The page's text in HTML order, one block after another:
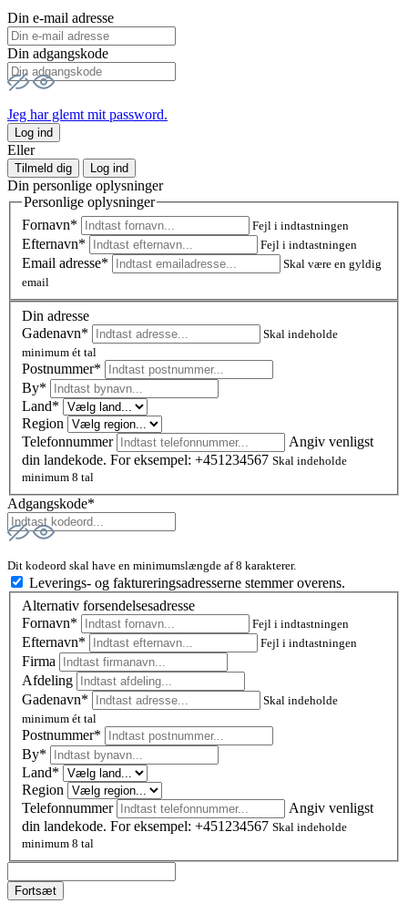
Din e-mail adresse
Din adgangskode
Jeg har glemt mit password.
Log ind
Eller
Tilmeld dig Log ind
Din personlige oplysninger
Personlige oplysninger
Fornavn*
Fejl i indtastningen
Efternavn* Fejl i indtastningen
Email adresse*
Skal være en gyldig
email
Din adresse
Gadenavn*
Skal indeholde
minimum ét tal
Postnummer*
By*
Land*
Region
Telefonnummer
Angiv venligst
din landekode. For eksempel: +451234567 Skal indeholde
minimum 8 tal
Adgangskode*
Dit kodeord skal have en minimumslængde af 8 karakterer.
Leverings- og faktureringsadresserne stemmer overens.
Alternativ forsendelsesadresse
Fornavn*
Fejl i indtastningen
Efternavn* Fejl i indtastningen
Firma
Afdeling
Gadenavn*
Skal indeholde
minimum ét tal
Postnummer*
By*
Land*
Region
Telefonnummer
Angiv venligst
din landekode. For eksempel: +451234567 Skal indeholde
minimum 8 tal
Fortsæt